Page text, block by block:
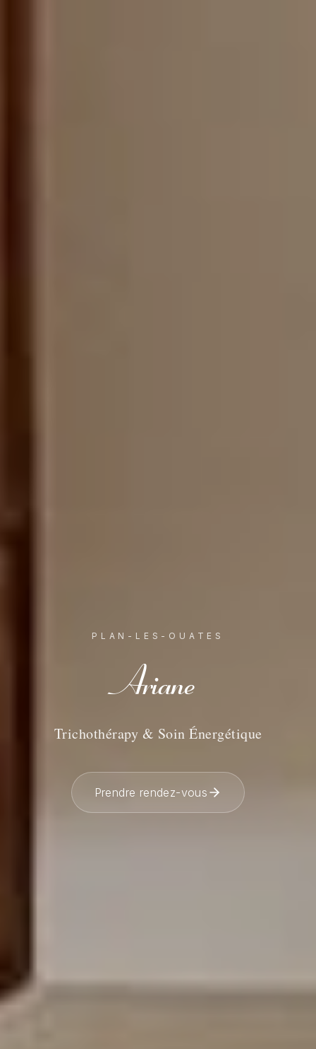
PLAN-LES-OUATES
Ariane
Trichothérapy & Soin Énergétique
Prendre rendez-vous